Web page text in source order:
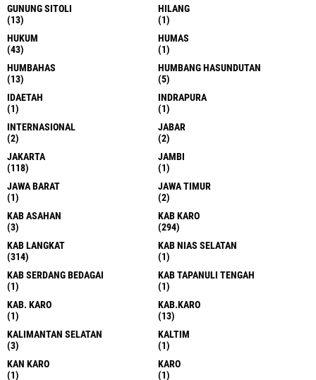
GUNUNG SITOLI
(13)
HILANG
(1)
HUKUM
(43)
HUMAS
(1)
HUMBAHAS
(13)
HUMBANG HASUNDUTAN
(5)
IDAETAH
(1)
INDRAPURA
(1)
INTERNASIONAL
(2)
JABAR
(2)
JAKARTA
(118)
JAMBI
(1)
JAWA BARAT
(1)
JAWA TIMUR
(2)
KAB ASAHAN
(3)
KAB KARO
(294)
KAB LANGKAT
(314)
KAB NIAS SELATAN
(1)
KAB SERDANG BEDAGAI
(1)
KAB TAPANULI TENGAH
(1)
KAB. KARO
(1)
KAB.KARO
(13)
KALIMANTAN SELATAN
(3)
KALTIM
(1)
KAN KARO
(1)
KARO
(1)